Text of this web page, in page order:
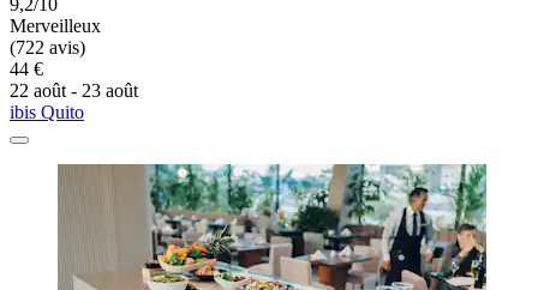
Merveilleux
(722 avis)
44 €
22 août - 23 août
ibis Quito